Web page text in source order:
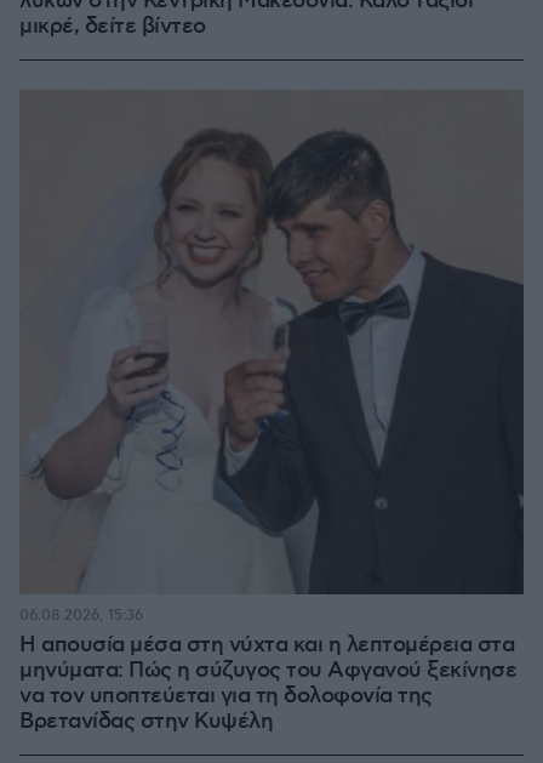
μικρέ, δείτε βίντεο
Η απουσία μέσα στη νύχτα και η λεπτομέρεια στα
μηνύματα: Πώς η σύζυγος του Αφγανού ξεκίνησε
να τον υποπτεύεται για τη δολοφονία της
Βρετανίδας στην Κυψέλη
06.08.2026, 15:36